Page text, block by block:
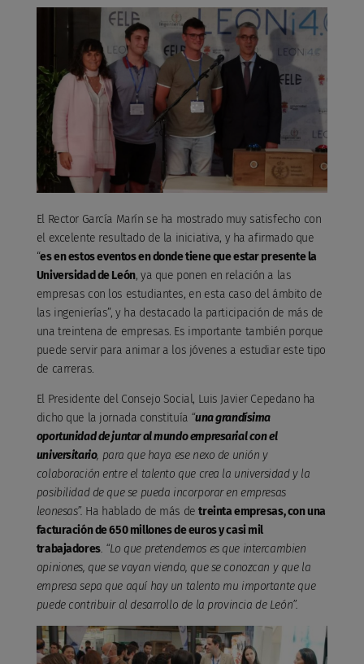
El Rector García Marín se ha mostrado muy satisfecho con
el excelente resultado de la iniciativa, y ha afirmado que
“es en estos eventos en donde tiene que estar presente la
Universidad de León, ya que ponen en relación a las
empresas con los estudiantes, en esta caso del ámbito de
las ingenierías”, y ha destacado la participación de más de
una treintena de empresas. Es importante también porque
puede servir para animar a los jóvenes a estudiar este tipo
de carreras.
El Presidente del Consejo Social, Luis Javier Cepedano ha
dicho que la jornada constituía “una grandísima
oportunidad de juntar al mundo empresarial con el
universitario, para que haya ese nexo de unión y
colaboración entre el talento que crea la universidad y la
posibilidad de que se pueda incorporar en empresas
leonesas”. Ha hablado de más detreinta empresas, con una
facturación de 650 millones de euros y casi mil
trabajadores. “Lo que pretendemos es que intercambien
opiniones, que se vayan viendo, que se conozcan y que la
empresa sepa que aquí hay un talento mu importante que
puede contribuir al desarrollo de la provincia de León”.